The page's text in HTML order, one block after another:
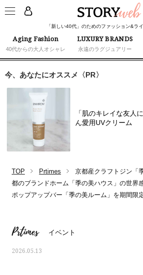
「新しい40代」のためのファッション&ラ
Aging Fashion
40代からの大人オシャレ
LUXURY BRANDS
永遠のラグジュアリー
今、あなたにオススメ〈PR〉
「肌のキレイな友人
ん愛用UVクリーム
TOP Prtimes
京都産クラフトジン「
都のブランドホーム「季の美ハウス」の世界
ポップアップバー「季の美ルーム」を期間限
Prtimes イベント
2026.05.13